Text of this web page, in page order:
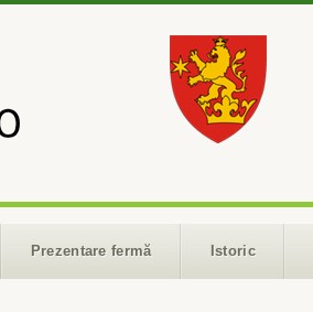
Prezentare fermă Istoric